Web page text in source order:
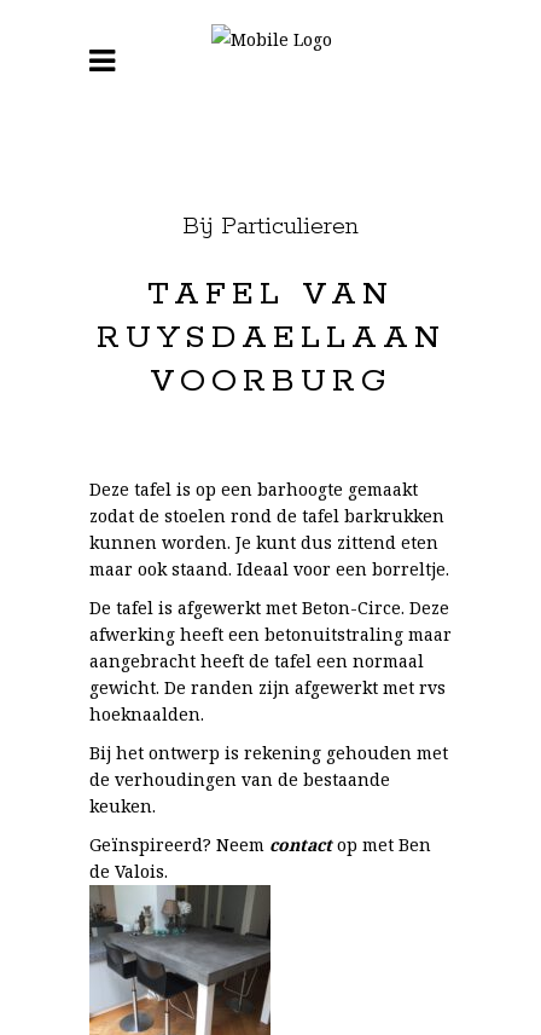
Bij Particulieren
TAFEL VAN
RUYSDAELLAAN
VOORBURG
Deze tafel is op een barhoogte gemaakt
zodat de stoelen rond de tafel barkrukken
kunnen worden. Je kunt dus zittend eten
maar ook staand. Ideaal voor een borreltje.
De tafel is afgewerkt met Beton-Circe. Deze
afwerking heeft een betonuitstraling maar
aangebracht heeft de tafel een normaal
gewicht. De randen zijn afgewerkt met rvs
hoeknaalden.
Bij het ontwerp is rekening gehouden met
de verhoudingen van de bestaande
keuken.
Geïnspireerd? Neem contactop met Ben
de Valois.